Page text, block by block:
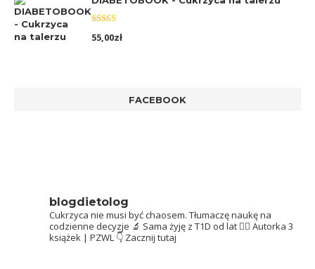
Oceniono
5.00na 5
55,00zł
FACEBOOK
blogdietolog
Cukrzyca nie musi być chaosem. Tłumaczę naukę na
codzienne decyzje 🔬 Sama żyję z T1D od lat 👩‍⚕️ Autorka 3
książek | PZWL 👇 Zacznij tutaj